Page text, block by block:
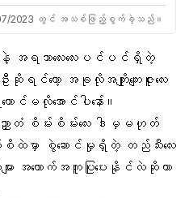
2023 တွင် အသစ်ဖြည့်စွက်ခဲ့သည်။
နဲ့ အရသာလေးလေးပင်ပင်ရှိတဲ့
ော့ အခုလိုအကျိုးကျေးဇူးလေး
ာင်မလိုအောင်ပါနော်။
အညှာတံ စိမ်းစိမ်းလေး ဒါမှမဟုတ်
က်စိထဲမှာ စွဲဆောင်မှုရှိတဲ့ တည်သီးလေး
အထောက်အကူပြုပေးနိုင်လဲဆိုတာ